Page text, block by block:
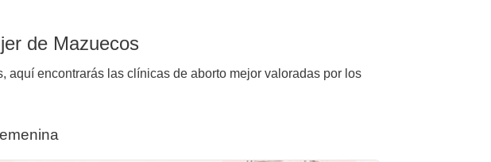
de Mazuecos
encontrarás las clínicas de aborto mejor valoradas por los